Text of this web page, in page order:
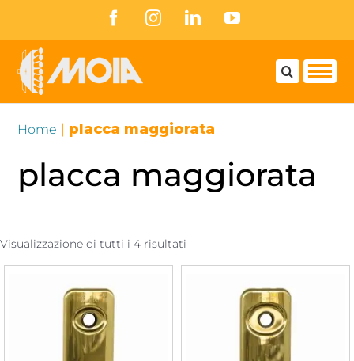
content
FacebookInstagramLinkedInYouTube
Home | placca maggiorata
placca maggiorata
Visualizzazione di tutti i 4 risultati